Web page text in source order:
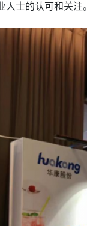
士的认可和关注。